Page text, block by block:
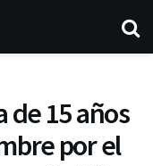
de 15 años
por el